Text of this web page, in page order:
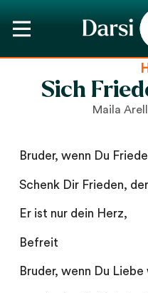
Sich
Maila
Bruder, wenn Du
Schenk Dir Frieden,
Er ist nur dein Herz,
Befreit
Bruder, wenn Du